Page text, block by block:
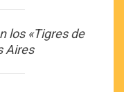
los «Tigres de
Aires